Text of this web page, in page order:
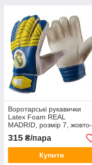
Воротарські рукавички
Latex Foam REAL
MADRID, розмір 7, жовто-
315 ₴/пара
Купити